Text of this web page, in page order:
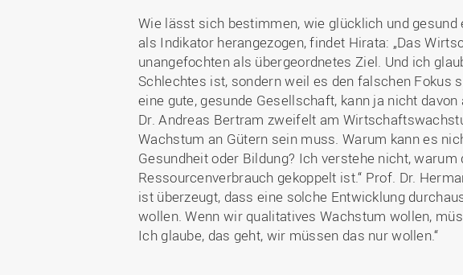
Wie lässt sich bestimmen, wie glücklich und
als Indikator herangezogen, findet Hirata: „Das
unangefochten als übergeordnetes Ziel. Und ich
Schlechtes ist, sondern weil es den falschen Fokus
eine gute, gesunde Gesellschaft, kann ja nicht
Dr. Andreas Bertram zweifelt am
Wachstum an Gütern sein muss. Warum kann es
Gesundheit oder Bildung? Ich verstehe nicht,
Ressourcenverbrauch gekoppelt ist.“ Prof. Dr.
ist überzeugt, dass eine solche Entwicklung
wollen. Wenn wir qualitatives Wachstum wollen,
Ich glaube, das geht, wir müssen das nur wollen.“